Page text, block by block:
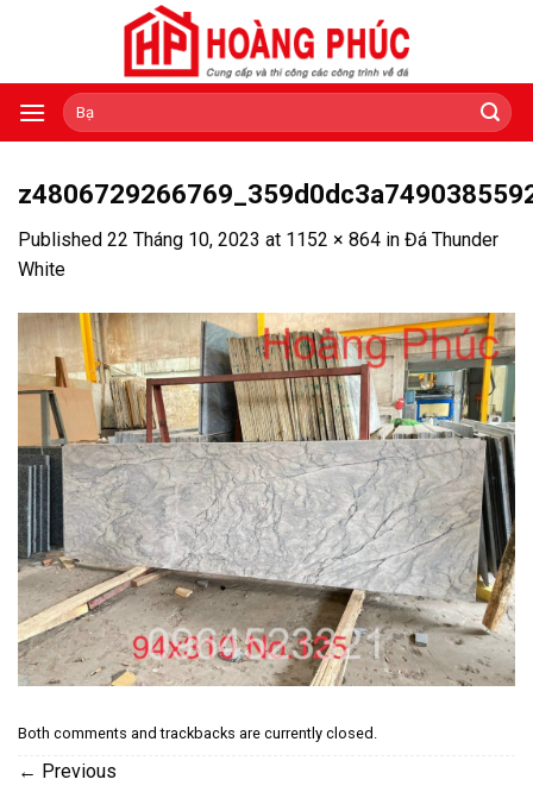
Tìm
kiếm:
Published 22 Tháng 10, 2023 at 1152 × 864 in Đá Thunder
White
Both comments and trackbacks are currently closed.
← Previous